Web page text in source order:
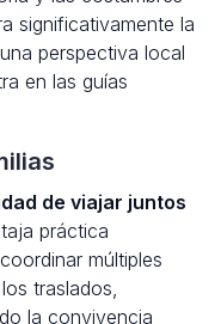
significativamente la
perspectiva local
en las guías
de viajar juntos
práctica
múltiples
traslados,
la convivencia